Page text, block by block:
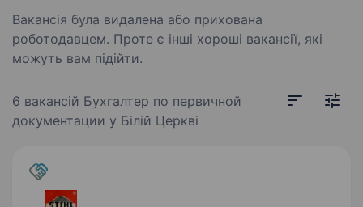
Вакансія була видалена або прихована
роботодавцем. Проте є інші хороші вакансії, які
можуть вам підійти.
6 вакансій Бухгалтер по первичной
документации у Білій Церкві